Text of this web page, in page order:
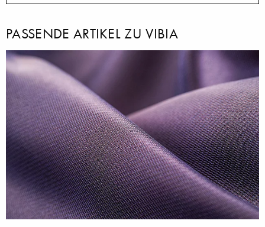
PASSENDE ARTIKEL ZU VIBIA